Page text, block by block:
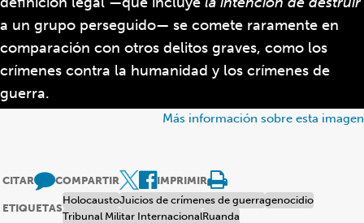
Más información sobre esta imagen
a un grupo perseguido— se comete raramente en
comparación con otros delitos graves, como los
crímenes contra la humanidad y los crímenes de
guerra.
CITAR COMPARTIR IMPRIMIR
ETIQUETAS
HolocaustoJuicios de crímenes de guerragenocidio
Tribunal Militar InternacionalRuanda